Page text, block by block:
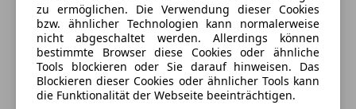
• Elektrisches Schiebe-/Hebedach
• Elektrische Sitzverstellung vorne
• Fahrersitz elektrisch mit Memory
• Außenspiegel mit Memoryfunktion
• Sitzheizung für Fahrer und Beifahrer
Magic Box
Sternebewertung 5 von 5
5Sterne
(100% Weiterempfehlungen)
Anbieter auf AutoScout24 seit 2021
Magic Box Öffnungszeiten
zu ermöglichen. Die Verwendung dieser Cookies
bzw. ähnlicher Technologien kann normalerweise
nicht abgeschaltet werden. Allerdings können
bestimmte Browser diese Cookies oder ähnliche
Tools blockieren oder Sie darauf hinweisen. Das
Blockieren dieser Cookies oder ähnlicher Tools kann
die Funktionalität der Webseite beeinträchtigen.